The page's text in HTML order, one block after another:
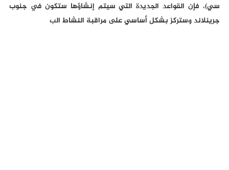
سي)، فإن القواعد الجديدة التي سيتم إنشاؤها ستكون في جنوب
جرينلاند وستركز بشكل أساسي على مراقبة النشاط الب